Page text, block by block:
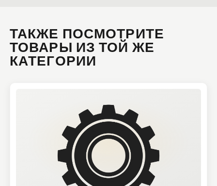
ТАКЖЕ ПОСМОТРИТЕ
ТОВАРЫ ИЗ ТОЙ ЖЕ
КАТЕГОРИИ